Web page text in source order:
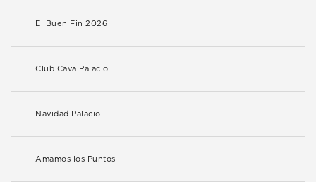
El Buen Fin 2026
Club Cava Palacio
Navidad Palacio
Amamos los Puntos